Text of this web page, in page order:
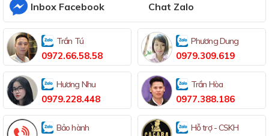
Inbox Facebook Chat Zalo
Trần Tú
0972.66.58.58
Phương Dung
0979.309.619
Hương Nhu
0979.228.448
Trần Hòa
0977.388.186
Bảo hành Hỗ trợ - CSKH